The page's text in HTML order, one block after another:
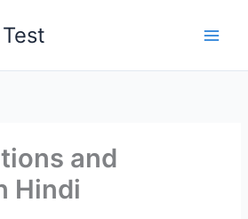
and
Hindi